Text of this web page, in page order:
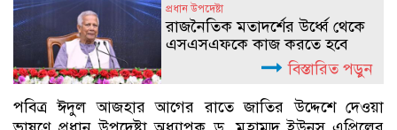
প্রধান উপদেষ্টা
রাজনৈতিক মতাদর্শের উর্ধ্বে থেকে
এসএসএফকে কাজ করতে হবে
বিস্তারিত পড়ুন
পবিত্র ঈদুল আজহার আগের রাতে জাতির উদ্দেশে দেওয়া